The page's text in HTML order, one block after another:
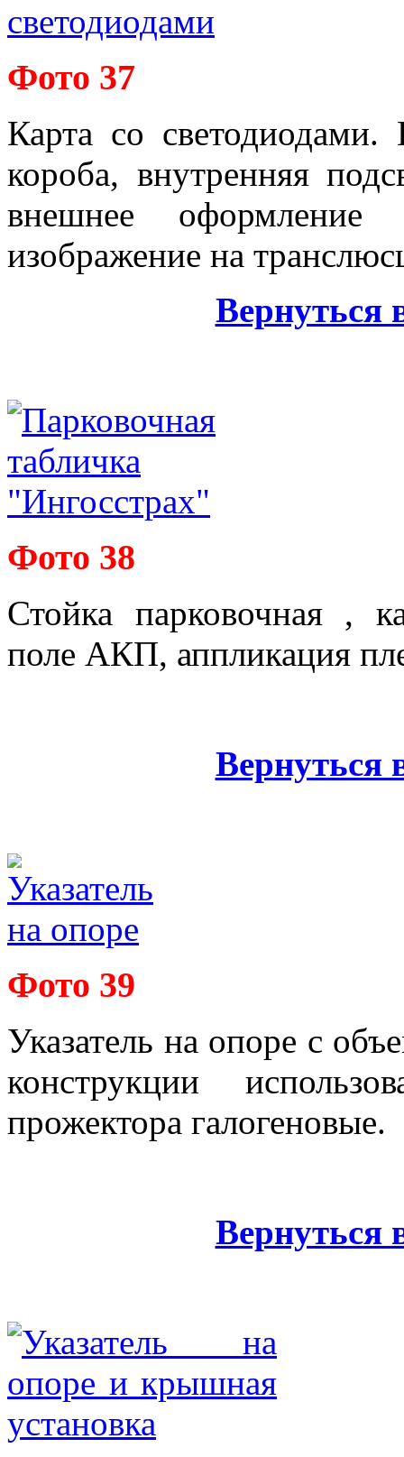
Фото 37
Карта со светодиодами.
короба, внутренняя
внешнее оформление
изображение на
Вернуться
Фото 38
Стойка парковочная ,
поле АКП, аппликация
Вернуться
Фото 39
Указатель на опоре с
конструкции
прожектора галогеновые.
Вернуться